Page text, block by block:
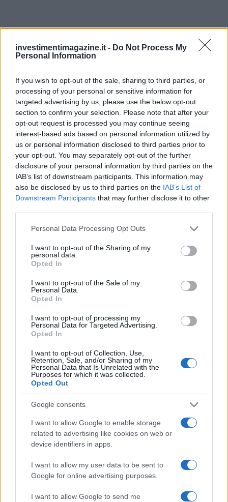
investimentimagazine.it - Do Not Process My
Personal Information
If you wish to opt-out of the sale, sharing to third parties, or
processing of your personal or sensitive information for
targeted advertising by us, please use the below opt-out
section to confirm your selection. Please note that after your
opt-out request is processed you may continue seeing
interest-based ads based on personal information utilized by
us or personal information disclosed to third parties prior to
your opt-out. You may separately opt-out of the further
disclosure of your personal information by third parties on the
IAB’s list of downstream participants. This information may
also be disclosed by us to third parties on the IAB’s List of
Downstream Participants that may further disclose it to other
Please note that this website/app uses one or more Google
not limited to your visit or usage behaviour. You may click to
grant or deny consent to Google and its third-party tags to
use your data for below specified purposes in below Google
consent section.
Personal Data Processing Opt Outs
I want to opt-out of the Sharing of my
personal data.
Opted In
I want to opt-out of the Sale of my
Personal Data.
Opted In
I want to opt-out of processing my
Personal Data for Targeted Advertising.
Opted In
I want to opt-out of Collection, Use,
Retention, Sale, and/or Sharing of my
Personal Data that Is Unrelated with the
Purposes for which it was collected.
Opted Out
Google consents
I want to allow Google to enable storage
related to advertising like cookies on web or
device identifiers in apps.
I want to allow my user data to be sent to
Google for online advertising purposes.
I want to allow Google to send me
Continua a leggere
NEWS
Petrolio in calo: Brent a 88.9 dollari, ribassi diffusi tra le
materie prime
Andrea Innocenti · 6 Ago 2026